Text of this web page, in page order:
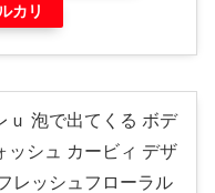
カリ
ｕ 泡で出てくる ボデ
ッシュ カービィ デザ
レッシュフローラル